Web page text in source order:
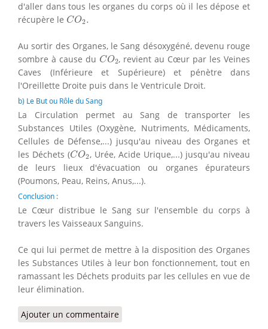
d'aller dans tous les organes du corps où il les dépose et
récupère le CO2.
CO2
Au sortir des Organes, le Sang désoxygéné, devenu rouge
sombre à cause du CO2
CO2 , revient au Cœur par les Veines
Caves (Inférieure et Supérieure) et pénètre dans
l'Oreillette Droite puis dans le Ventricule Droit.
b) Le But ou Rôle du Sang
La Circulation permet au Sang de transporter les
Substances Utiles (Oxygène, Nutriments, Médicaments,
Cellules de Défense,...) jusqu'au niveau des Organes et
les Déchets (CO2
CO2 , Urée, Acide Urique,...) jusqu'au niveau
de leurs lieux d'évacuation ou organes épurateurs
(Poumons, Peau, Reins, Anus,...).
Conclusion :
Le Cœur distribue le Sang sur l'ensemble du corps à
travers les Vaisseaux Sanguins.
Ce qui lui permet de mettre à la disposition des Organes
les Substances Utiles à leur bon fonctionnement, tout en
ramassant les Déchets produits par les cellules en vue de
leur élimination.
Ajouter un commentaire